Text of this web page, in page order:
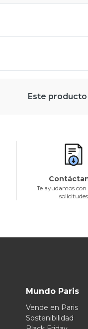
Este
Te ayudamos con
solicitudes
Mundo Paris
Vende en Paris
Sostenibilidad